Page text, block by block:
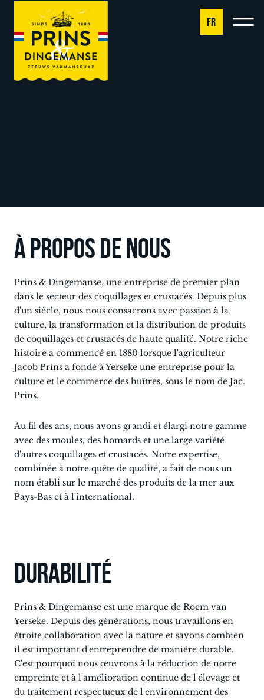
FR
À PROPOS DE NOUS
Prins & Dingemanse, une entreprise de premier plan
dans le secteur des coquillages et crustacés. Depuis plus
d'un siècle, nous nous consacrons avec passion à la
culture, la transformation et la distribution de produits
de coquillages et crustacés de haute qualité. Notre riche
histoire a commencé en 1880 lorsque l'agriculteur
Jacob Prins a fondé à Yerseke une entreprise pour la
culture et le commerce des huîtres, sous le nom de Jac.
Prins.
Au fil des ans, nous avons grandi et élargi notre gamme
avec des moules, des homards et une large variété
d'autres coquillages et crustacés. Notre expertise,
combinée à notre quête de qualité, a fait de nous un
nom établi sur le marché des produits de la mer aux
Pays-Bas et à l'international.
DURABILITÉ
Prins & Dingemanse est une marque de Roem van
Yerseke. Depuis des générations, nous travaillons en
étroite collaboration avec la nature et savons combien
il est important d'entreprendre de manière durable.
C'est pourquoi nous œuvrons à la réduction de notre
empreinte et à l'amélioration continue de l'élevage et
du traitement respectueux de l'environnement des